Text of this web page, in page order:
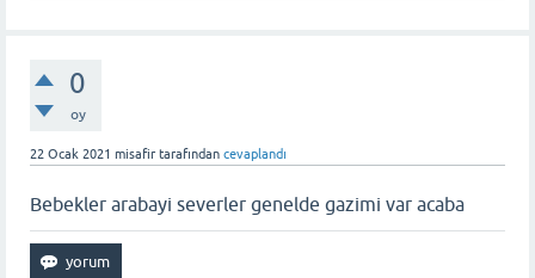
0
oy
22 Ocak 2021 misafir tarafından cevaplandı
Bebekler arabayi severler genelde gazimi var acaba